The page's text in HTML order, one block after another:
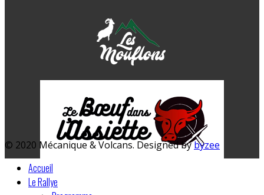
© 2020 Mécanique & Volcans. Designed bybyzee
Accueil
Le Rallye